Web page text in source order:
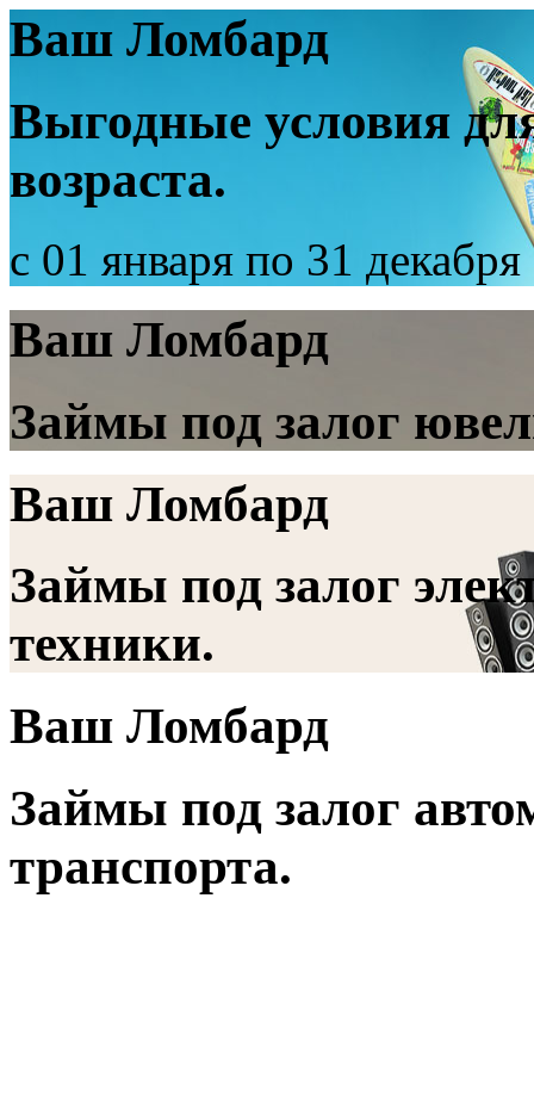
Ваш Ломбард
Выгодные условия
возраста.
с 01 января по 31
Ваш Ломбард
Займы под залог
Ваш Ломбард
Займы под залог
техники.
Ваш Ломбард
Займы под залог
транспорта.